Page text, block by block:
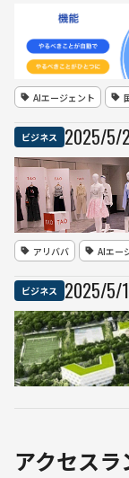
AIエージェント
ビジネス 2025/5/
アリババ AIエー
ビジネス 2025/5/
アクセス